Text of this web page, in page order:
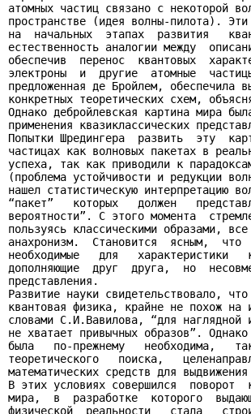
атомных частиц связано с некоторой
пространстве (идея волны-пилота).
на  начальных  этапах  развития
естественность аналогии между
обеспечив  перенос  квантовых
электроны  и  другие  атомные
предложенная де Бройлем, обеспечила
конкретных теоретических схем,
Однако дебройлевская картина мира
применения квазиклассических
Попытки Шредингера  развить  эту
частицах как волновых пакетах в
успеха, так как приводили к
(проблема устойчивости и редукции
нашел статистическую интерпретацию
“пакет”   которых   должен
вероятности”. С этого момента
пользуясь классическими образами,
анахронизм.  Становится  ясным,
необходимые   для   характеристики
дополняющие  друг  друга,  но
представления.
Развитие науки свидетельствовало,
квантовая физика, крайне не похож
словами С.И.Вавилова, “для наглядной
не хватает привычных образов”.
была   по-прежнему   необходима,
теоретического   поиска,
математических средств для
В этих условиях совершился  поворот
мира,  в  разработке  которого
физической  реальности   стала